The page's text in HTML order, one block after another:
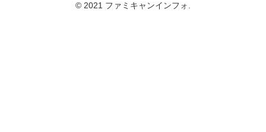
© 2021 ファミキャンインフォ.